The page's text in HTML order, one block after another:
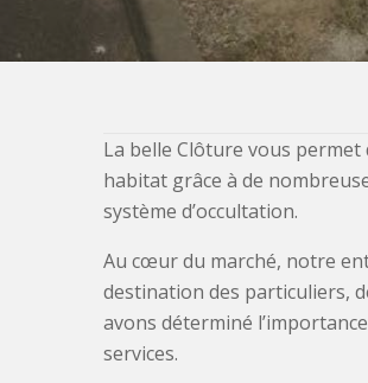
La belle Clôture vous
habitat grâce à de
système d’occultation.
Au cœur du marché, notre
destination des particuliers,
avons déterminé
services.